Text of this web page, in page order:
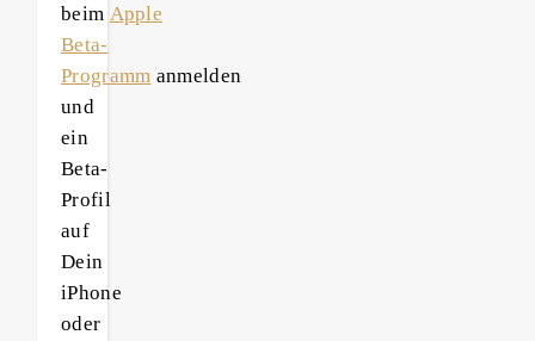
beim Apple
Beta-
Programm anmelden
und
ein
Beta-
Profil
auf
Dein
iPhone
oder